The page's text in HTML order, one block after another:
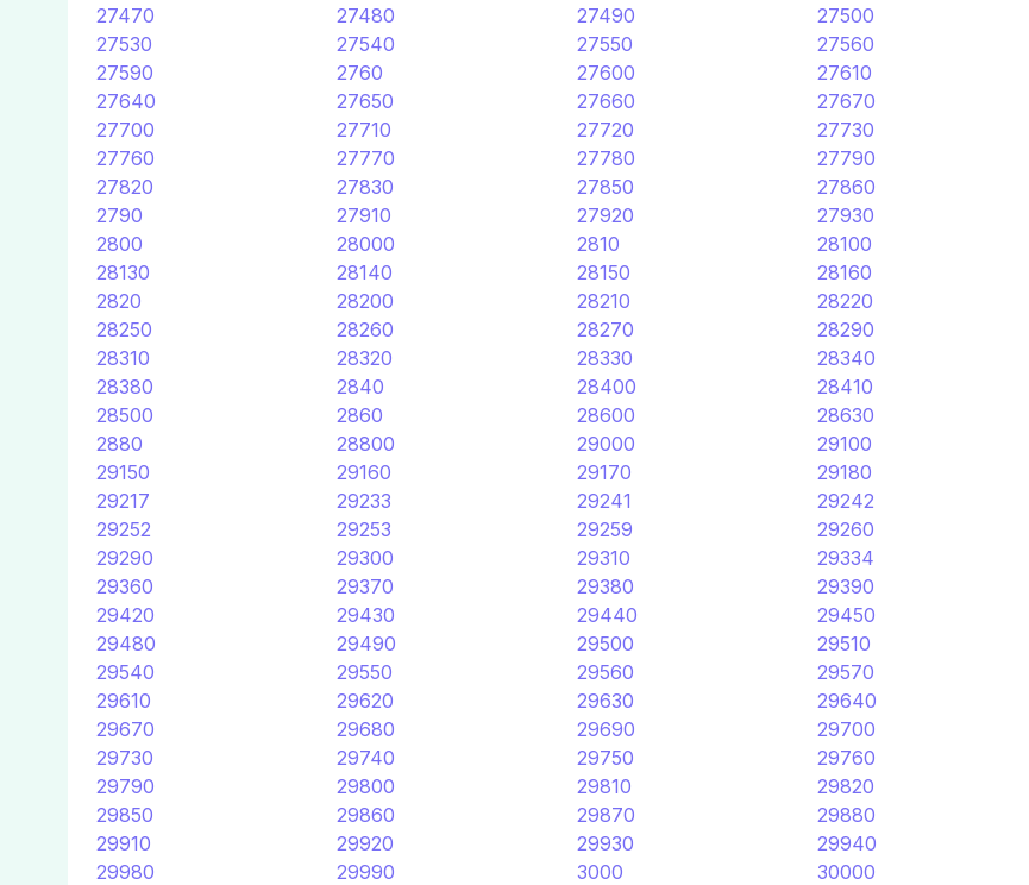
27470
27480 27490 27500
27530
27540 27550 27560
27590
2760 27600 27610
27640
27650 27660 27670
27700
27710 27720 27730
27760
27770 27780 27790
27820
27830 27850 27860
2790
27910 27920 27930
2800
28000 2810 28100
28130
28140 28150 28160
2820
28200 28210 28220
28250
28260 28270 28290
28310
28320 28330 28340
28380
2840 28400 28410
28500
2860 28600 28630
2880
28800 29000 29100
29150
29160 29170 29180
29217
29233 29241 29242
29252
29253 29259 29260
29290
29300 29310 29334
29360
29370 29380 29390
29420
29430 29440 29450
29480
29490 29500 29510
29540
29550 29560 29570
29610
29620 29630 29640
29670
29680 29690 29700
29730
29740 29750 29760
29790
29800 29810 29820
29850
29860 29870 29880
29910
29920 29930 29940
29980
29990 3000 30000